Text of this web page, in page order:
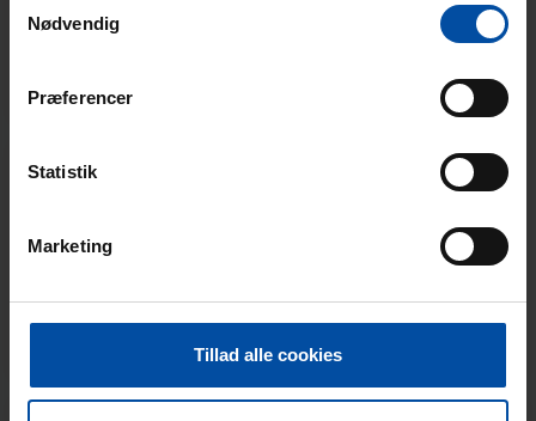
Nødvendig
Præferencer
Statistik
Marketing
Tillad alle cookies
Lærkelunden og Øer Strand